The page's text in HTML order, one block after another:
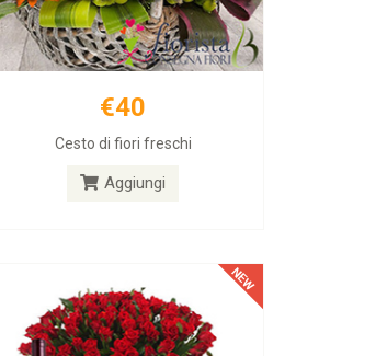
€40
Cesto di fiori freschi
Aggiungi
€50
Fiore e Regali